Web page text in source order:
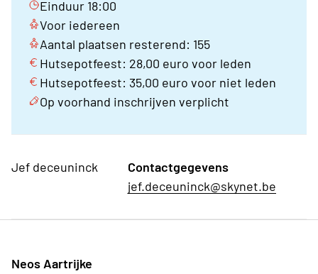
Einduur 18:00
Voor iedereen
Aantal plaatsen resterend: 155
Hutsepotfeest: 28,00 euro voor leden
Hutsepotfeest: 35,00 euro voor niet leden
Op voorhand inschrijven verplicht
Jef deceuninck
Contactgegevens
jef.deceuninck@skynet.be
Neos Aartrijke